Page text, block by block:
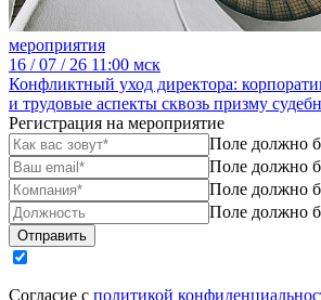
мероприятия
16 / 07 / 26 11:00 мск
Конфликтный уход директора:
и трудовые аспекты сквозь призму
Регистрация на мероприятие
Поле должно
Поле должно
Поле должно
Поле должно
Отправить
Согласие с политикой